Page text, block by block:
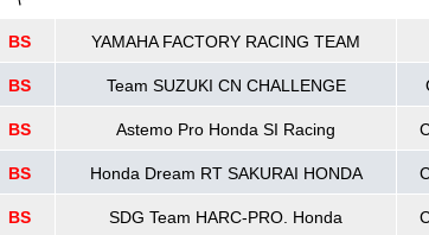
BS YAMAHA FACTORY RACING TEAM
BS Team SUZUKI CN CHALLENGE
BS Astemo Pro Honda SI Racing
BS Honda Dream RT SAKURAI HONDA
BS SDG Team HARC‐PRO. Honda